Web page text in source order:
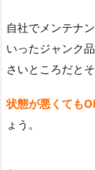
自社でメンテナ
いったジャンク
さいところだと
状態が悪くても
ょう。